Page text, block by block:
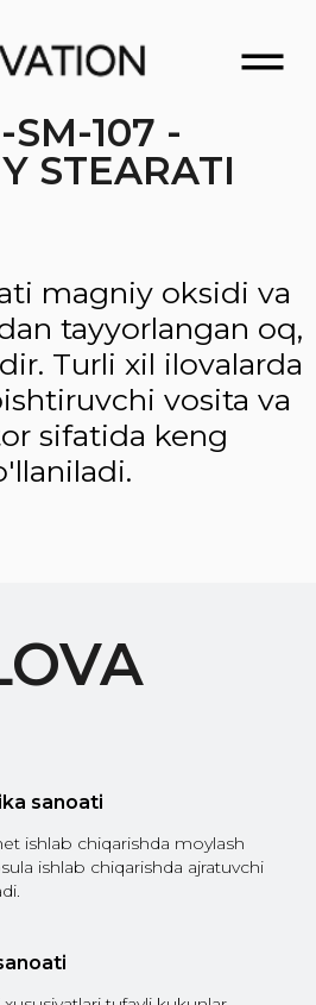
vosita va
keng
sanoati
ishlab chiqarishda moylash
ishlab chiqarishda ajratuvchi